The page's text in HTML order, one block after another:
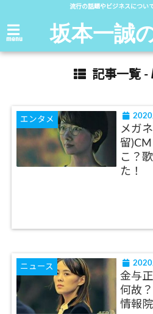
流行の話題やビジネスについ
menu 坂本一誠
記事一覧 -
エンタメ
メガ
留
こ？
た！
ニュース
金与
何故
情報